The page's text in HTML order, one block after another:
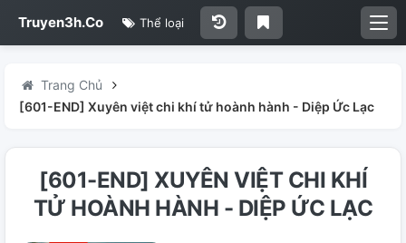
Truyen3h.Co Thể loại
Trang Chủ
[601-END] Xuyên việt chi khí tử hoành hành - Diệp Ức Lạc
[601-END] XUYÊN VIỆT CHI KHÍ
TỬ HOÀNH HÀNH - DIỆP ỨC LẠC